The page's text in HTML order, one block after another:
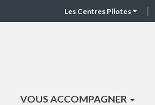
CP
Les Centres Pilotes
VOUS ACCOMPAGNER